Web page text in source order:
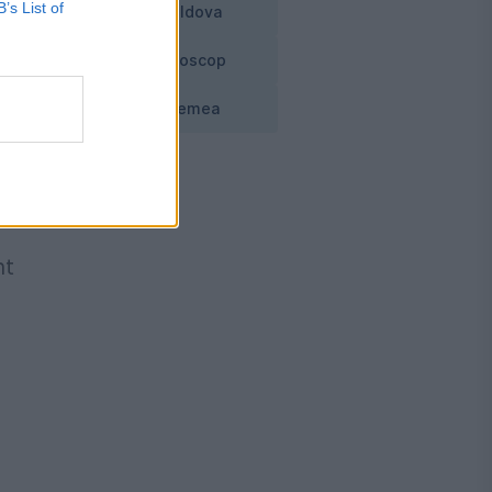
List of Moldova
Horoscop
Vremea